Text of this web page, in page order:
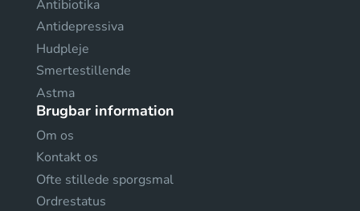
Antibiotika
Antidepressiva
Hudpleje
Smertestillende
Astma
Brugbar information
Om os
Kontakt os
Ofte stillede sporgsmal
Ordrestatus